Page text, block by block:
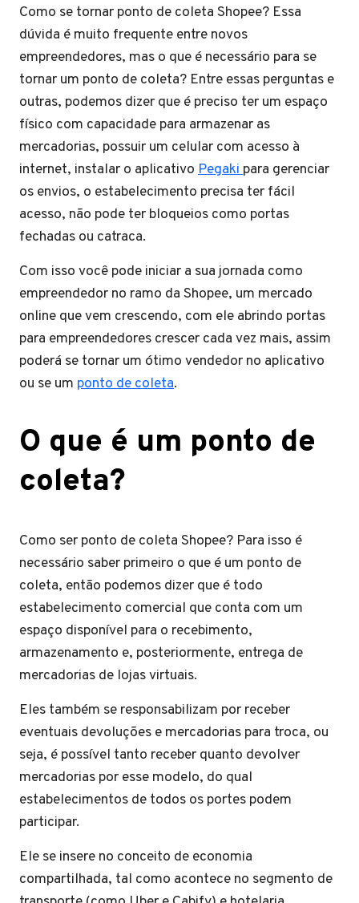
Como se tornar ponto de coleta Shopee? Essa
dúvida é muito frequente entre novos
empreendedores, mas o que é necessário para se
tornar um ponto de coleta? Entre essas perguntas e
outras, podemos dizer que é preciso ter um espaço
físico com capacidade para armazenar as
mercadorias, possuir um celular com acesso à
internet, instalar o aplicativo Pegakipara gerenciar
os envios, o estabelecimento precisa ter fácil
acesso, não pode ter bloqueios como portas
fechadas ou catraca.
Com isso você pode iniciar a sua jornada como
empreendedor no ramo da Shopee, um mercado
online que vem crescendo, com ele abrindo portas
para empreendedores crescer cada vez mais, assim
poderá se tornar um ótimo vendedor no aplicativo
ou se um ponto de coleta.
O que é um ponto de
coleta?
Como ser ponto de coleta Shopee? Para isso é
necessário saber primeiro o que é um ponto de
coleta, então podemos dizer que é todo
estabelecimento comercial que conta com um
espaço disponível para o recebimento,
armazenamento e, posteriormente, entrega de
mercadorias de lojas virtuais.
Eles também se responsabilizam por receber
eventuais devoluções e mercadorias para troca, ou
seja, é possível tanto receber quanto devolver
mercadorias por esse modelo, do qual
estabelecimentos de todos os portes podem
participar.
Ele se insere no conceito de economia
compartilhada, tal como acontece no segmento de